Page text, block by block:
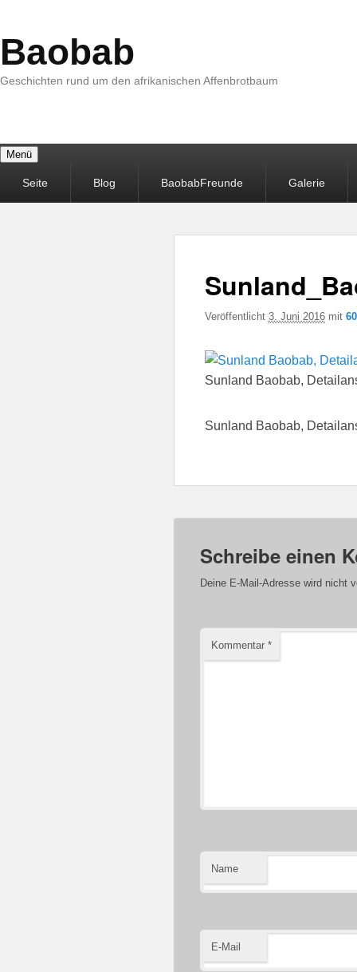
Baobab
Geschichten rund um den afrikanischen Affenbrotbaum
Menü
MenüSeite Blog BaobabFreunde Galerie
Veröffentlicht 3. Juni 2016mit
Sunland Baobab,
Sunland Baobab,
Schreibe einen
Deine E-Mail-Adresse wird nicht
Kommentar *
Name
E-Mail